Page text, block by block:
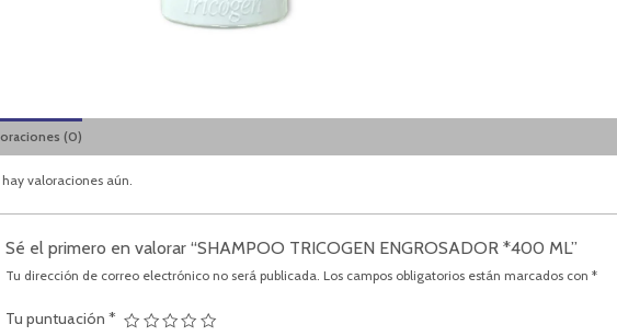
(0)
valoraciones aún.
Sé el primero en valorar “SHAMPOO TRICOGEN ENGROSADOR *400 ML”
Tu dirección de correo electrónico no será publicada. Los campos obligatorios están marcados con*
Tu puntuación*